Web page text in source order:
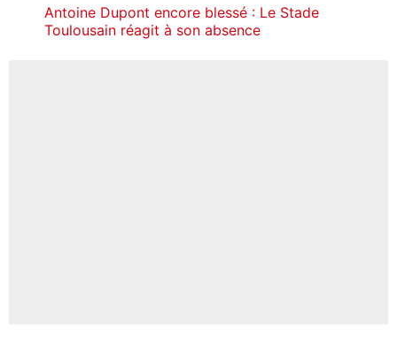
Antoine Dupont encore blessé : Le Stade
Toulousain réagit à son absence